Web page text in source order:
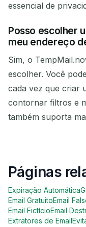
essencial de
Posso escolher
meu endereço
Sim, o
escolher. Você
cada vez que criar
contornar filtros e
também suporta
Páginas
Expiração Automática
Email GratuitoEmail
Email FictícioEmail
Extratores de Email